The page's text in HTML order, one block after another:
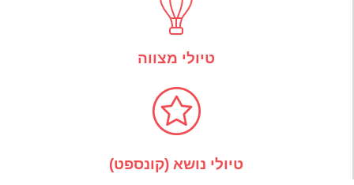
טיולי מצווה
טיולי נושא (קונספט)